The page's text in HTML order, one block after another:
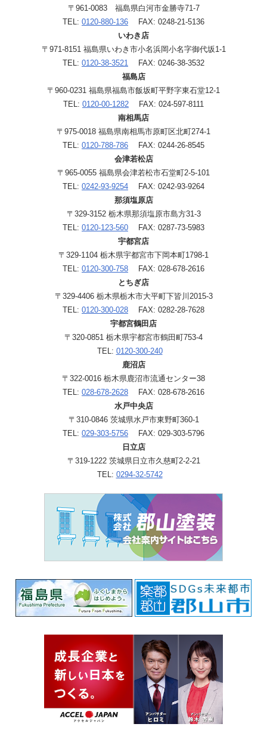
〒961-0083 福島県白河市金勝寺71-7
TEL: 0120-880-136 FAX: 0248-21-5136
いわき店
〒971-8151 福島県いわき市小名浜岡小名字御代坂1-1
TEL: 0120-38-3521 FAX: 0246-38-3532
福島店
〒960-0231 福島県福島市飯坂町平野字東石堂12-1
TEL: 0120-00-1282 FAX: 024-597-8111
南相馬店
〒975-0018 福島県南相馬市原町区北町274-1
TEL: 0120-788-786 FAX: 0244-26-8545
会津若松店
〒965-0055 福島県会津若松市石堂町2-5-101
TEL: 0242-93-9254 FAX: 0242-93-9264
那須塩原店
〒329-3152 栃木県那須塩原市島方31-3
TEL: 0120-123-560 FAX: 0287-73-5983
宇都宮店
〒329-1104 栃木県宇都宮市下岡本町1798-1
TEL: 0120-300-758 FAX: 028-678-2616
とちぎ店
〒329-4406 栃木県栃木市大平町下皆川2015-3
TEL: 0120-300-028 FAX: 0282-28-7628
宇都宮鶴田店
〒320-0851 栃木県宇都宮市鶴田町753-4
TEL: 0120-300-240
鹿沼店
〒322-0016 栃木県鹿沼市流通センター38
TEL: 028-678-2628 FAX: 028-678-2616
水戸中央店
〒310-0846 茨城県水戸市東野町360-1
TEL: 029-303-5756 FAX: 029-303-5796
日立店
〒319-1222 茨城県日立市久慈町2-2-21
TEL: 0294-32-5742